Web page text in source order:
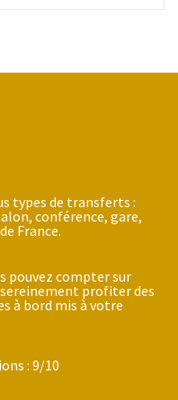
types de transferts :
conférence, gare,
France.
pouvez compter sur
profiter des
à bord mis à votre
:9/10